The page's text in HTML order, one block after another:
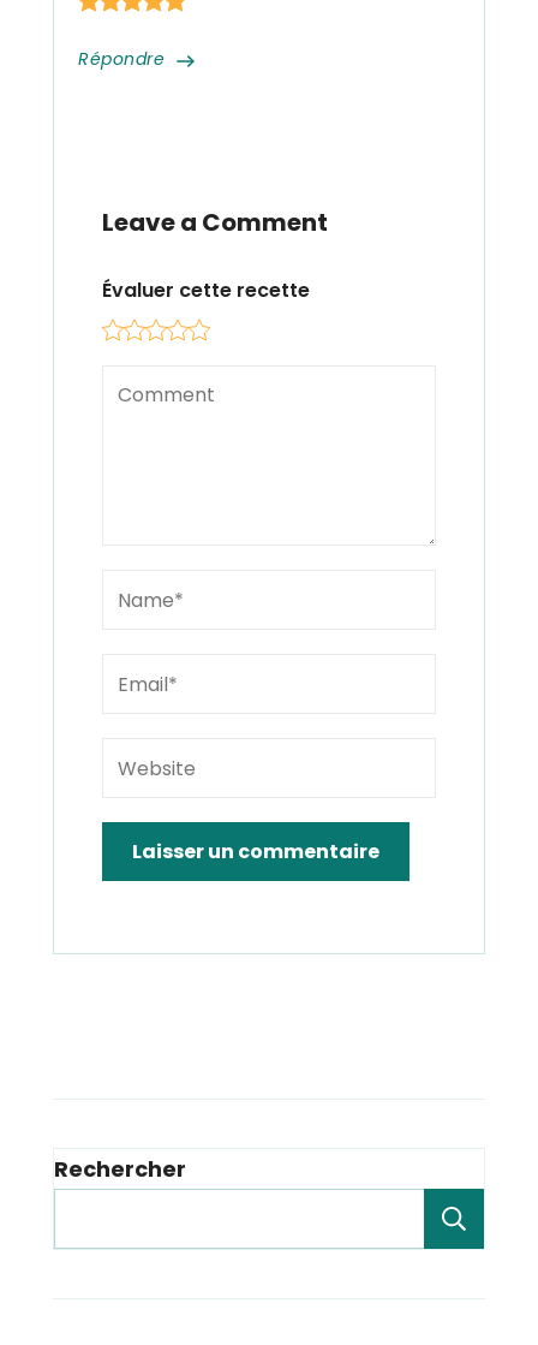
Répondre
Leave a Comment
Évaluer cette recette
Rechercher